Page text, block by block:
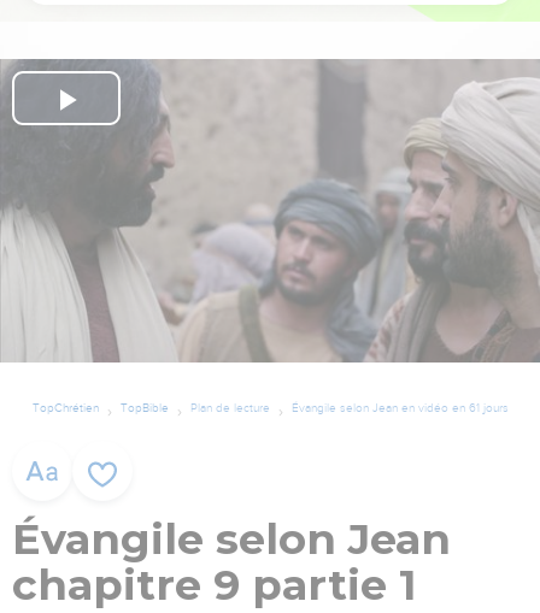
TopChrétien TopBible Plan de lecture Évangile selon Jean en vidéo en 61 jours
Évangile selon Jean
chapitre 9 partie 1
Play
Video